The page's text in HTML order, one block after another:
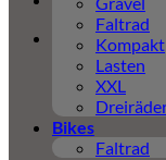
Faltrad
Kompakt
Lasten
XXL
Bikes
Faltrad